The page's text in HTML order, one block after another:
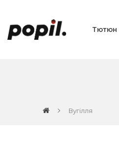
Тютюн
Вугілля